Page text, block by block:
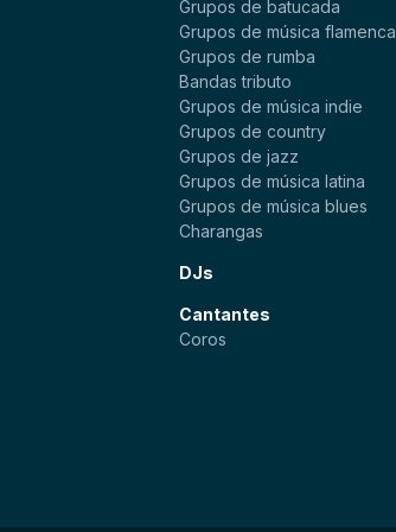
Grupos de batucada
Grupos de música flamenca
Grupos de rumba
Bandas tributo
Grupos de música indie
Grupos de country
Grupos de jazz
Grupos de música latina
Grupos de música blues
Charangas
DJs
Cantantes
Coros